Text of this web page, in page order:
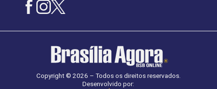
Copyright © 2026 – Todos os direitos reservados.
Desenvolvido por: